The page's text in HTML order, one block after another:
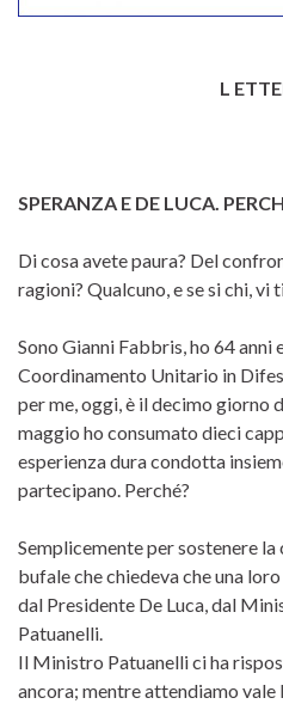
L
SPERANZA E DE LUCA.
Di cosa avete paura? Del
ragioni? Qualcuno, e se si chi, vi
Sono Gianni Fabbris, ho 64 anni
Coordinamento Unitario in
per me, oggi, è il decimo giorno
maggio ho consumato dieci
esperienza dura condotta
partecipano. Perché?
Semplicemente per sostenere
bufale che chiedeva che una
dal Presidente De Luca, dal
Patuanelli.
Il Ministro Patuanelli ci ha
ancora; mentre attendiamo vale